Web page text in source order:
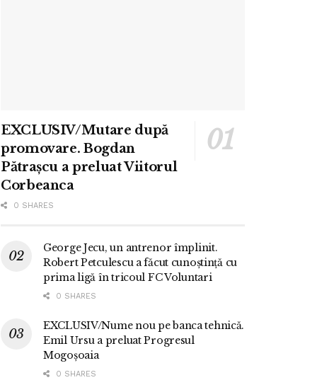
EXCLUSIV/Mutare după
promovare. Bogdan
Pătrașcu a preluat Viitorul
Corbeanca
0 SHARES
George Jecu, un antrenor împlinit.
Robert Petculescu a făcut cunoștință cu
prima ligă în tricoul FC Voluntari
0 SHARES
EXCLUSIV/Nume nou pe banca tehnică.
Emil Ursu a preluat Progresul
Mogoșoaia
0 SHARES